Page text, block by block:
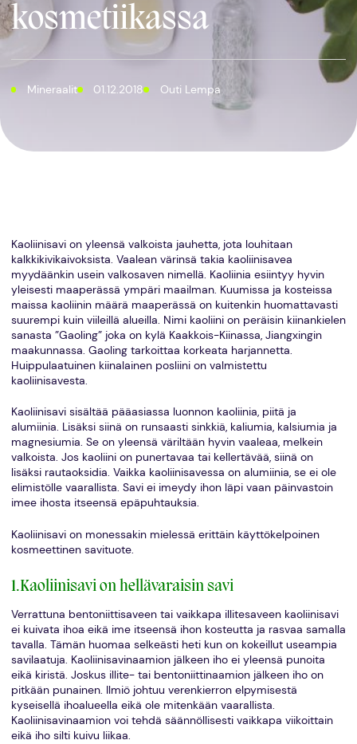
kosmetiikassa
Mineraalit 01.12.2018 Outi Lempa
Kaoliinisavi on yleensä valkoista jauhetta, jota louhitaan
kalkkikivikaivoksista. Vaalean värinsä takia kaoliinisavea
myydäänkin usein valkosaven nimellä. Kaoliinia esiintyy hyvin
yleisesti maaperässä ympäri maailman. Kuumissa ja kosteissa
maissa kaoliinin määrä maaperässä on kuitenkin huomattavasti
suurempi kuin viileillä alueilla. Nimi kaoliini on peräisin kiinankielen
sanasta ”Gaoling” joka on kylä Kaakkois-Kiinassa, Jiangxingin
maakunnassa. Gaoling tarkoittaa korkeata harjannetta.
Huippulaatuinen kiinalainen posliini on valmistettu
kaoliinisavesta.
Kaoliinisavi sisältää pääasiassa luonnon kaoliinia, piitä ja
alumiinia. Lisäksi siinä on runsaasti sinkkiä, kaliumia, kalsiumia ja
magnesiumia. Se on yleensä väriltään hyvin vaaleaa, melkein
valkoista. Jos kaoliini on punertavaa tai kellertävää, siinä on
lisäksi rautaoksidia. Vaikka kaoliinisavessa on alumiinia, se ei ole
elimistölle vaarallista. Savi ei imeydy ihon läpi vaan päinvastoin
imee ihosta itseensä epäpuhtauksia.
Kaoliinisavi on monessakin mielessä erittäin käyttökelpoinen
kosmeettinen savituote.
1.Kaoliinisavi on hellävaraisin savi
Verrattuna bentoniittisaveen tai vaikkapa illitesaveen kaoliinisavi
ei kuivata ihoa eikä ime itseensä ihon kosteutta ja rasvaa samalla
tavalla. Tämän huomaa selkeästi heti kun on kokeillut useampia
savilaatuja. Kaoliinisavinaamion jälkeen iho ei yleensä punoita
eikä kiristä. Joskus illite- tai bentoniittinaamion jälkeen iho on
pitkään punainen. Ilmiö johtuu verenkierron elpymisestä
kyseisellä ihoalueella eikä ole mitenkään vaarallista.
Kaoliinisavinaamion voi tehdä säännöllisesti vaikkapa viikoittain
eikä iho silti kuivu liikaa.